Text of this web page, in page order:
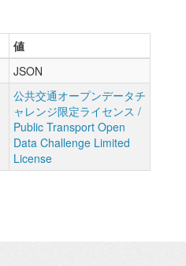
値
JSON
公共交通オープンデータチ
ャレンジ限定ライセンス /
Public Transport Open
Data Challenge Limited
License